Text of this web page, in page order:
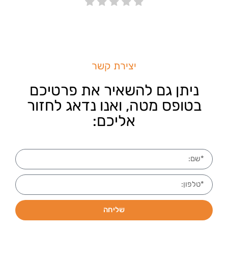
יצירת קשר
ניתן גם להשאיר את פרטיכם
בטופס מטה, ואנו נדאג לחזור
אליכם:
שליחה